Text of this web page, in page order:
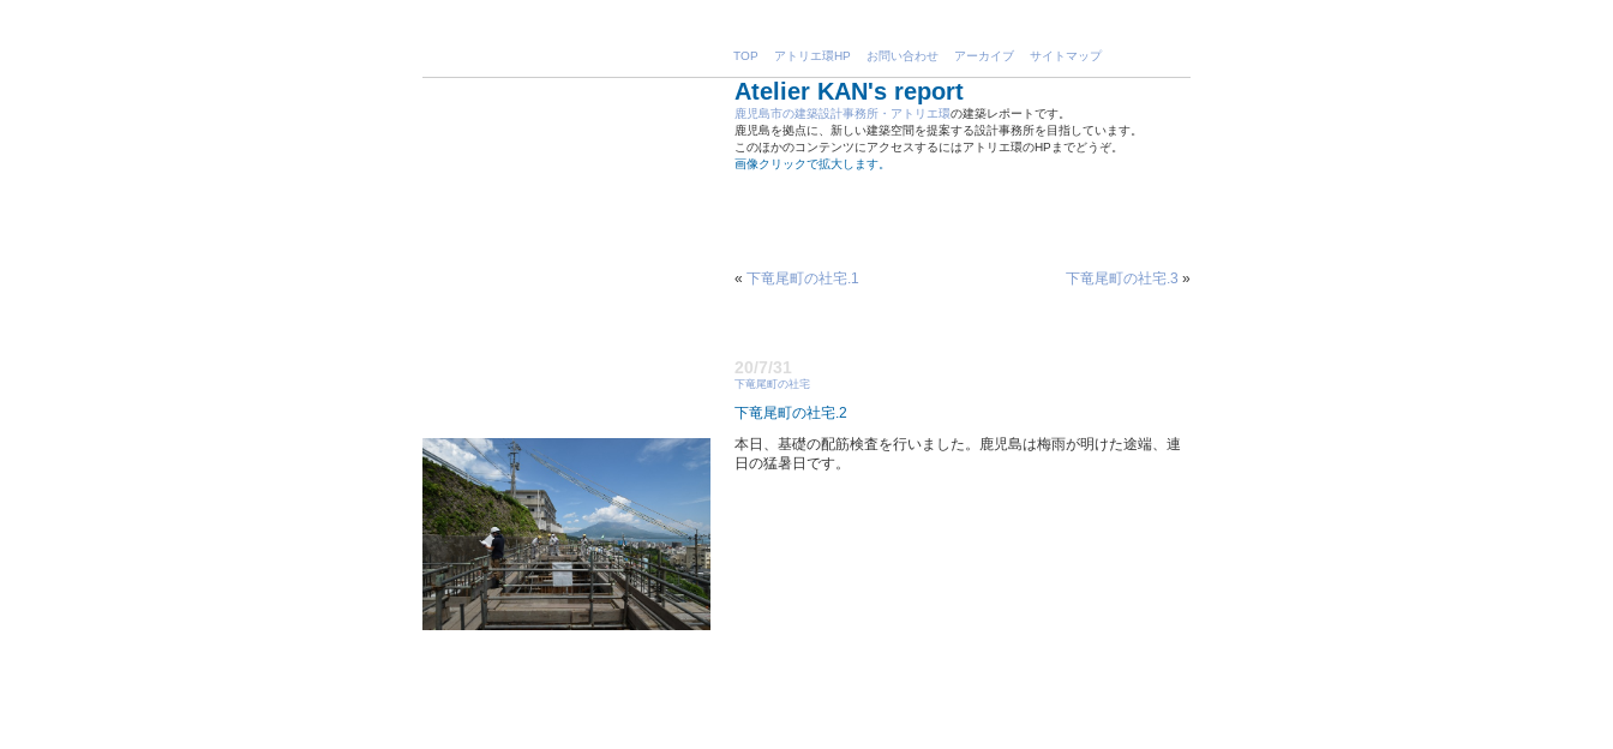
TOP アトリエ環HP お問い合わせ アーカイブ サイトマップ
Atelier KAN's report
鹿児島市の建築設計事務所・アトリエ環の建築レポートです。
鹿児島を拠点に、新しい建築空間を提案する設計事務所を目指しています。
このほかのコンテンツにアクセスするにはアトリエ環のHPまでどうぞ。
画像クリックで拡大します。
« 下竜尾町の社宅.1 下竜尾町の社宅.3 »
20/7/31
下竜尾町の社宅
下竜尾町の社宅.2
本日、基礎の配筋検査を行いました。鹿児島は梅雨が明けた途端、連
日の猛暑日です。